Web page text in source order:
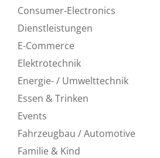
Consumer-Electronics
Dienstleistungen
E-Commerce
Elektrotechnik
Energie- / Umwelttechnik
Essen & Trinken
Events
Fahrzeugbau / Automotive
Familie & Kind